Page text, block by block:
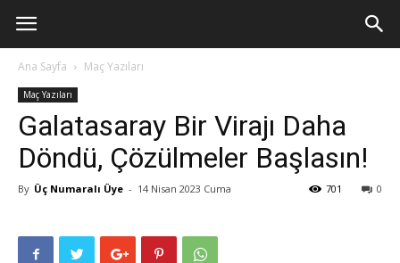
Ana Sayfa Maç Yazıları
Maç Yazıları
Galatasaray Bir Virajı Daha
Döndü, Çözülmeler Başlasın!
By Üç Numaralı Üye - 14 Nisan 2023 Cuma 0
701